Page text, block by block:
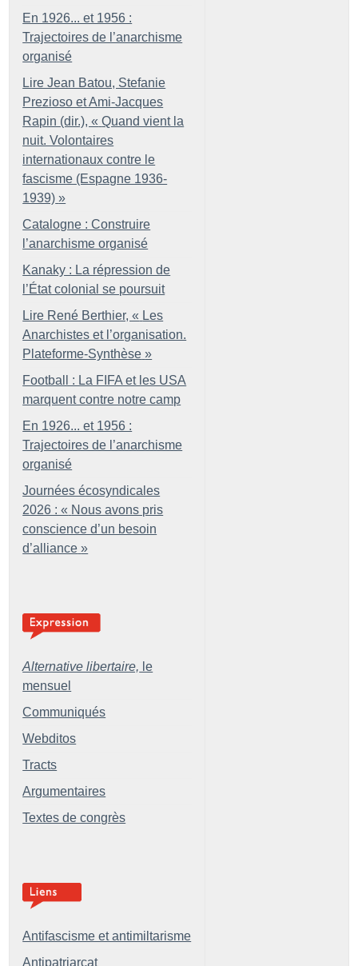
En 1926... et 1956 :
Trajectoires de l’anarchisme
organisé
Lire Jean Batou, Stefanie
Prezioso et Ami-Jacques
Rapin (dir.), « Quand vient la
nuit. Volontaires
internationaux contre le
fascisme (Espagne 1936-
1939) »
Catalogne : Construire
l’anarchisme organisé
Kanaky : La répression de
l’État colonial se poursuit
Lire René Berthier, « Les
Anarchistes et l’organisation.
Plateforme-Synthèse »
Football : La FIFA et les USA
marquent contre notre camp
En 1926... et 1956 :
Trajectoires de l’anarchisme
organisé
Journées écosyndicales
2026 : « Nous avons pris
conscience d’un besoin
d’alliance »
Alternative libertaire, le
mensuel
Communiqués
Webditos
Tracts
Argumentaires
Textes de congrès
Antifascisme et antimiltarisme
Antipatriarcat